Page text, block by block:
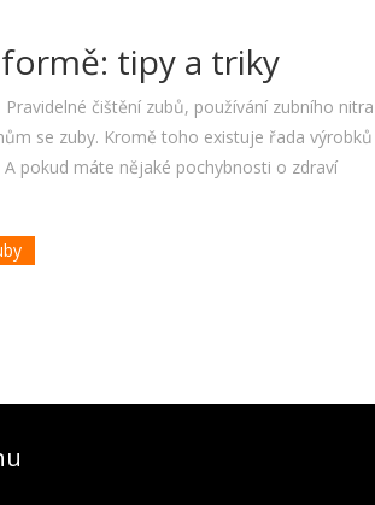
tipy a triky
čištění zubů, používání zubního nitra
se zuby. Kromě toho existuje řada výrobků
pokud máte nějaké pochybnosti o zdraví